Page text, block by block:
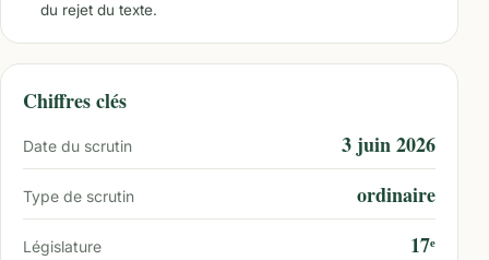
du rejet du texte.
Chiffres clés
Date du scrutin 3 juin 2026
Type de scrutin ordinaire
Législature 17ᵉ